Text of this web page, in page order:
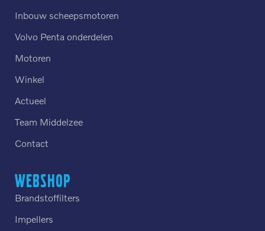
Inbouw scheepsmotoren
Volvo Penta onderdelen
Motoren
Winkel
Actueel
Team Middelzee
Contact
Webshop
Brandstoffilters
Impellers